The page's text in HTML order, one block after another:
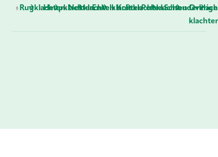
RugklachtenHeupklachten
NekklachtenEnkelklachten
KnieklachtenPolsklachten Overige